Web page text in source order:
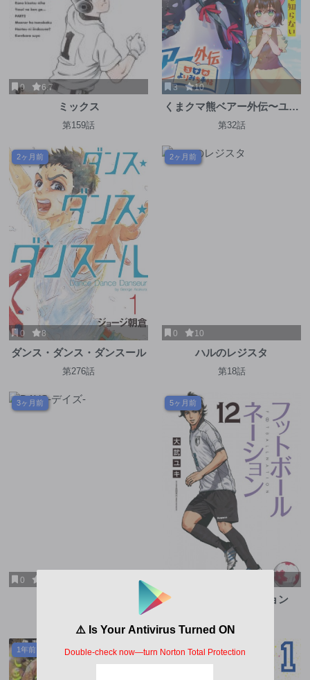
0 6.7
ミックス
第159話
3 10
くまクマ熊ベアー外伝〜ユナ
のよりみち手帖〜
第32話
2ヶ月前
0 8
ダンス・ダンス・ダンスール
第276話
2ヶ月前
0 10
ハルのレジスタ
第18話
3ヶ月前
0
5ヶ月前
フットボールネーション
1年前 2年前